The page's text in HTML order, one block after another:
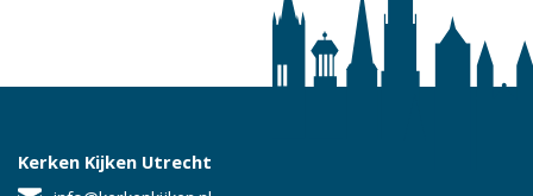
Kerken Kijken Utrecht